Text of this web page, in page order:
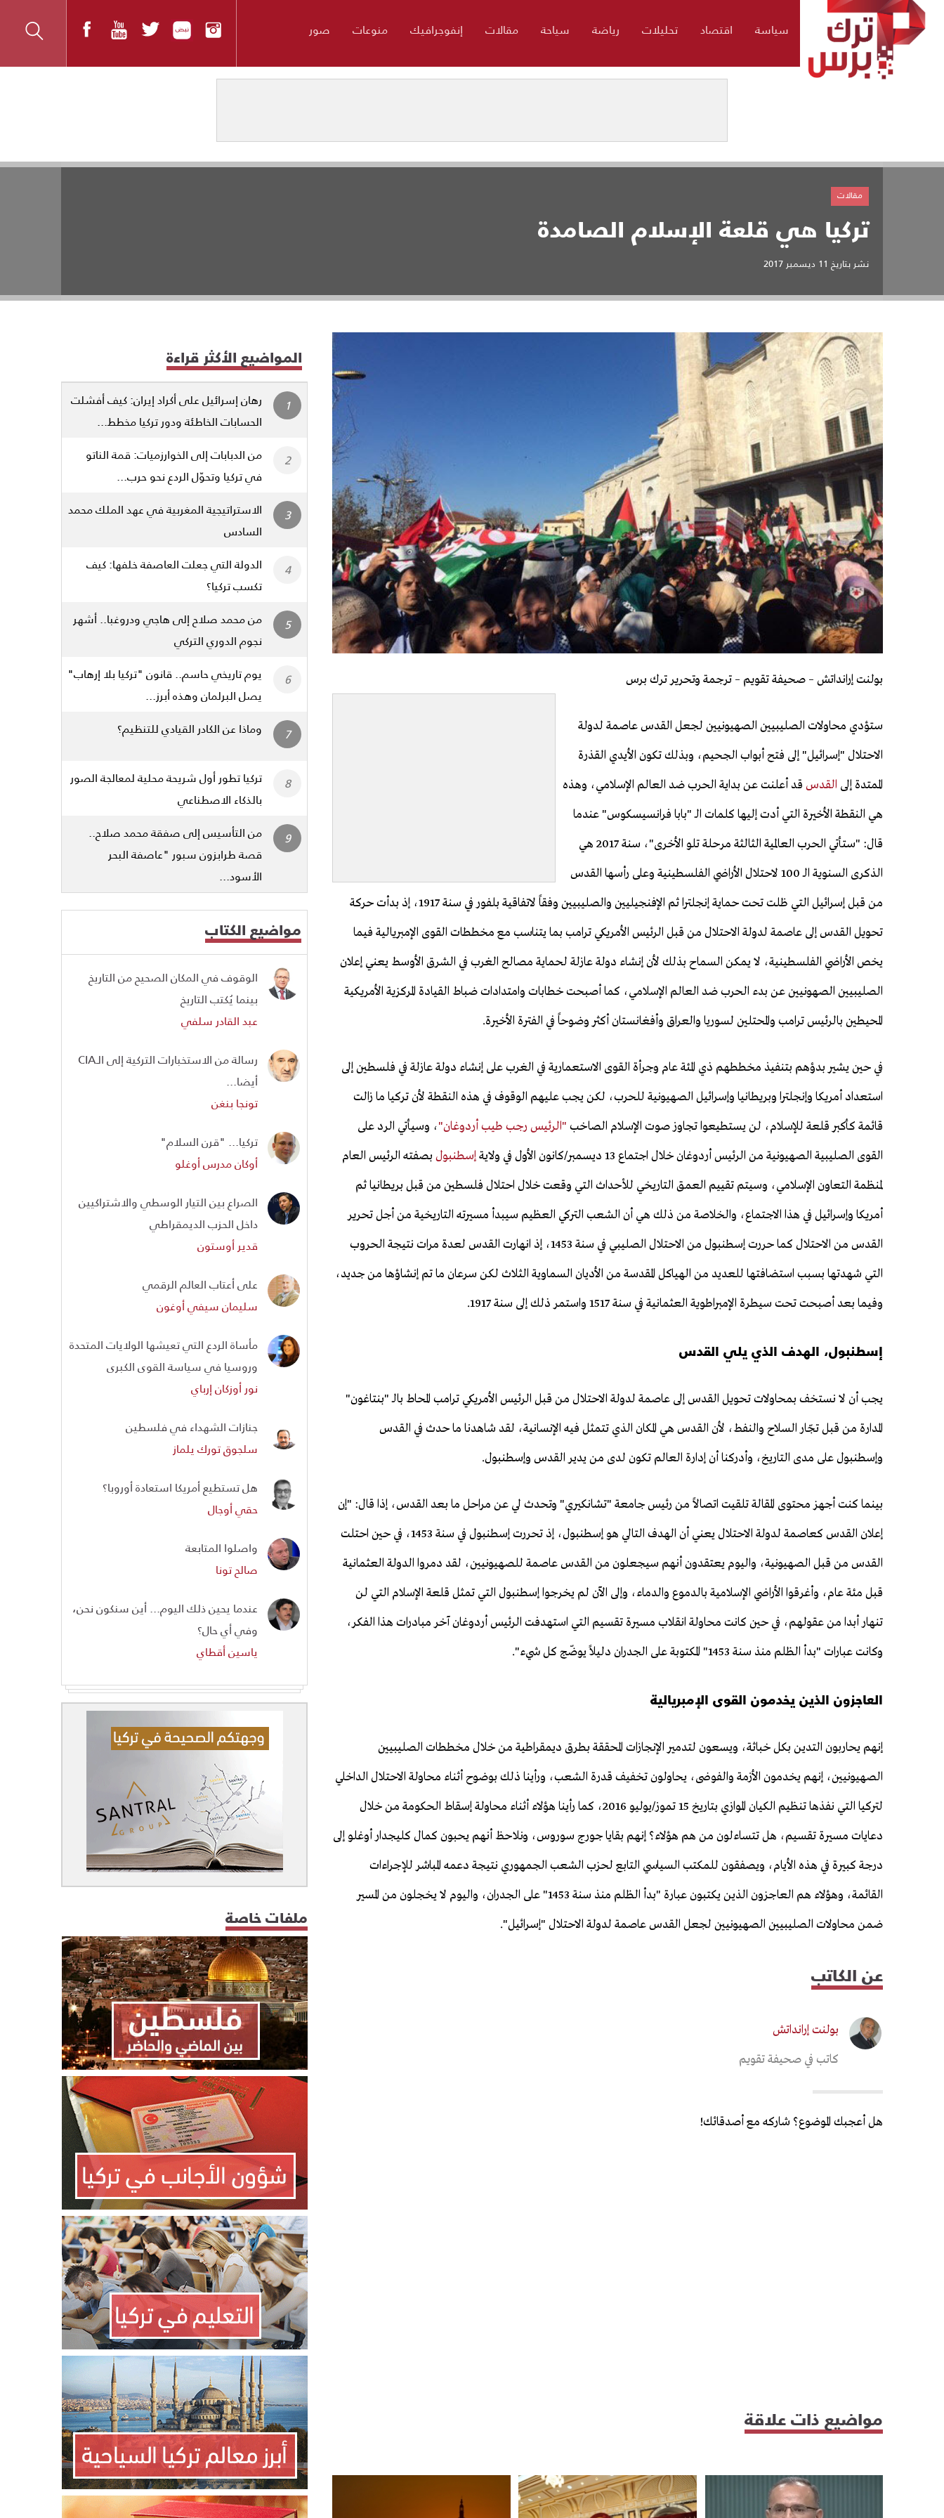
سياسة اقتصاد تحليلات رياضة سياحة مقالات إنفوجرافيك منوعات صور
تركيا هي قلعة الإسلام الصامدة
نشر بتاريخ 11 ديسمبر 2017
مقالات
بولنت إرانداتش – صحيفة تقويم – ترجمة وتحرير ترك برس
ستؤدي محاولات الصليبيين الصهيونيين لجعل القدس عاصمة لدولة
الاحتلال "إسرائيل" إلى فتح أبواب الجحيم، وبذلك تكون الأيدي القذرة
الممتدة إلى القدس قد أعلنت عن بداية الحرب ضد العالم الإسلامي، وهذه
هي النقطة الأخيرة التي أدت إليها كلمات الـ "بابا فرانسيسكوس" عندما
قال: "ستأتي الحرب العالمية الثالثة مرحلة تلو الأخرى"، سنة 2017 هي
الذكرى السنوية الـ 100 لاحتلال الأراضي الفلسطينية وعلى رأسها القدس
من قبل إسرائيل التي ظلت تحت حماية إنجلترا ثم الإفنجيليين والصليبيين وفقاً لاتفاقية بلفور في سنة 1917، إذ بدأت حركة
تحويل القدس إلى عاصمة لدولة الاحتلال من قبل الرئيس الأمريكي ترامب بما يتناسب مع مخططات القوى الإمبريالية فيما
يخص الأراضي الفلسطينية، لا يمكن السماح بذلك لأن إنشاء دولة عازلة لحماية مصالح الغرب في الشرق الأوسط يعني إعلان
الصليبيين الصهونيين عن بدء الحرب ضد العالم الإسلامي، كما أصبحت خطابات وامتدادات ضباط القيادة المركزية الأمريكية
المحيطين بالرئيس ترامب والمحتلين لسوريا والعراق وأفغانستان أكثر وضوحاً في الفترة الأخيرة.
في حين يشير بدؤهم بتنفيذ مخططهم ذي المئة عام وجرأة القوى الاستعمارية في الغرب على إنشاء دولة عازلة في فلسطين إلى
استعداد أمريكا وإنجلترا وبريطانيا وإسرائيل الصهيونية للحرب، لكن يجب عليهم الوقوف في هذه النقطة لأن تركيا ما زالت
قائمة كأكبر قلعة للإسلام، لن يستطيعوا تجاوز صوت الإسلام الصاخب "الرئيس رجب طيب أردوغان"، وسيأتي الرد على
القوى الصليبية الصهيونية من الرئيس أردوغان خلال اجتماع 13 ديسمبر/كانون الأول في ولاية
إسطنبول بصفته الرئيس العام
لمنظمة التعاون الإسلامي، وسيتم تقييم العمق التاريخي للأحداث التي وقعت خلال احتلال فلسطين من قبل بريطانيا ثم
أمريكا وإسرائيل في هذا الاجتماع، والخلاصة من ذلك هي أن الشعب التركي العظيم سيبدأ مسيرته التاريخية من أجل تحرير
القدس من الاحتلال كما حررت إسطنبول من الاحتلال الصليبي في سنة 1453، إذ انهارت القدس لعدة مرات نتيجة الحروب
التي شهدتها بسبب استضافتها للعديد من الهياكل المقدسة من الأديان السماوية الثلاث لكن سرعان ما تم إنشاؤها من جديد،
وفيما بعد أصبحت تحت سيطرة الإمبراطوية العثمانية في سنة 1517 واستمر ذلك إلى سنة 1917.
إسطنبول، الهدف الذي يلي القدس
يجب أن لا نستخف بمحاولات تحويل القدس إلى عاصمة لدولة الاحتلال من قبل الرئيس الأمريكي ترامب المحاط بالـ "بنتاغون"
المدارة من قبل تجّار السلاح والنفط، لأن القدس هي المكان الذي تتمثل فيه الإنسانية، لقد شاهدنا ما حدث في القدس
وإسطنبول على مدى التاريخ، وأدركنا أن إدارة العالم تكون لدى من يدير القدس وإسطنبول.
بينما كنت أجهز محتوى المقالة تلقيت اتصالاً من رئيس جامعة "تشانكيري" وتحدث لي عن مراحل ما بعد القدس، إذا قال: "إن
إعلان القدس كعاصمة لدولة الاحتلال يعني أن الهدف التالي هو إسطنبول، إذ تحررت إسطنبول في سنة 1453، في حين احتلت
القدس من قبل الصهيونية، واليوم يعتقدون أنهم سيجعلون من القدس عاصمة للصهيونيين، لقد دمروا الدولة العثمانية
قبل مئة عام، وأغرقوا الأراضي الإسلامية بالدموع والدماء، وإلى الآن لم يخرجوا إسطنبول التي تمثل قلعة الإسلام التي لن
تنهار أبدا من عقولهم، في حين كانت محاولة انقلاب مسيرة تقسيم التي استهدفت الرئيس أردوغان آخر مبادرات هذا الفكر،
وكانت عبارات "بدأ الظلم منذ سنة 1453" المكتوبة على الجدران دليلاً يوضّج كل شيء".
العاجزون الذين يخدمون القوى الإمبريالية
إنهم يحاربون التدين بكل خباثة، ويسعون لتدمير الإنجازات المحققة بطرق ديمقراطية من خلال مخططات الصليبيين
الصهيونيين، إنهم يخدمون الأزمة والفوضى، يحاولون تخفيف قدرة الشعب، ورأينا ذلك بوضوح أثناء محاولة الاحتلال الداخلي
لتركيا التي نفذها تنظيم الكيان الموازي بتاريخ 15 تموز/يوليو 2016، كما رأينا هؤلاء أثناء محاولة إسقاط الحكومة من خلال
دعايات مسيرة تقسيم، هل تتساءلون من هم هؤلاء؟ إنهم بقايا جورج سوروس، ونلاحظ أنهم يحبون كمال كليجدار أوغلو إلى
درجة كبيرة في هذه الأيام، ويصفقون للمكتب السياسي التابع لحزب الشعب الجمهوري نتيجة دعمه المباشر للإجراءات
القائمة، وهؤلاء هم العاجزون الذين يكتبون عبارة "بدأ الظلم منذ سنة 1453" على الجدران، واليوم لا يخجلون من المسير
ضمن محاولات الصليبيين الصهيونيين لجعل القدس عاصمة لدولة الاحتلال "إسرائيل".
عن الكاتب
بولنت إرانداتش
كاتب في صحيفة تقويم
هل أعجبك الموضوع؟ شاركه مع أصدقائك!
مواضيع ذات علاقة
المواضيع الأكثر قراءة
رهان إسرائيل على أكراد إيران: كيف أفشلت
الحسابات الخاطئة ودور تركيا مخطط...
من الدبابات إلى الخوارزميات: قمة الناتو
في تركيا وتحوّل الردع نحو حرب...
الاستراتيجية المغربية في عهد الملك محمد
السادس
الدولة التي جعلت العاصفة خلفها: كيف
تكسب تركيا؟
من محمد صلاح إلى هاجي ودروغبا.. أشهر
نجوم الدوري التركي
يوم تاريخي حاسم.. قانون "تركيا بلا إرهاب"
يصل البرلمان وهذه أبرز...
وماذا عن الكادر القيادي للتنظيم؟
تركيا تطور أول شريحة محلية لمعالجة الصور
بالذكاء الاصطناعي
من التأسيس إلى صفقة محمد صلاح..
قصة طرابزون سبور "عاصفة البحر
الأسود...
مواضيع الكتاب
الوقوف في المكان الصحيح من التاريخ
بينما يُكتب التاريخ
عبد القادر سلفي
رسالة من الاستخبارات التركية إلى الـCIA
أيضا...
تونجا بنغن
تركيا... "قرن السلام"
أوكان مدرس أوغلو
الصراع بين التيار الوسطي والاشتراكيين
داخل الحزب الديمقراطي
قدير أوستون
على أعتاب العالم الرقمي
سليمان سيفي أوغون
مأساة الردع التي تعيشها الولايات المتحدة
وروسيا في سياسة القوى الكبرى
نور أوزكان إرباي
جنازات الشهداء في فلسطين
سلجوق تورك يلماز
هل تستطيع أمريكا استعادة أوروبا؟
حقي أوجال
واصلوا المتابعة
صالح تونا
عندما يحين ذلك اليوم... أين سنكون نحن،
وفي أي حال؟
ياسين أقطاي
ملفات خاصة